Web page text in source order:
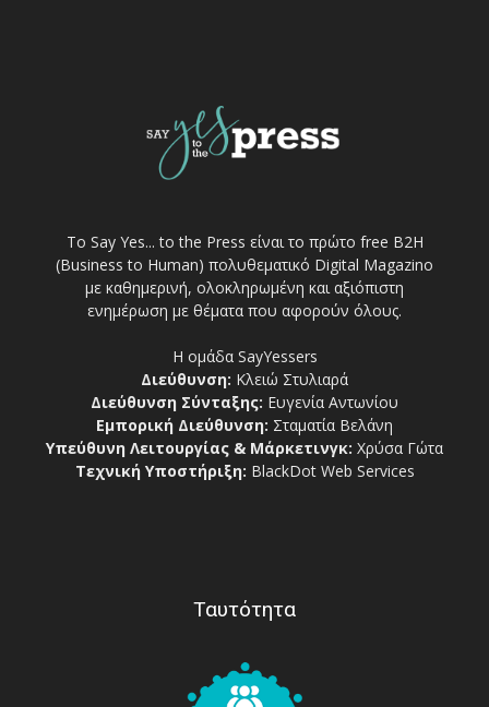
Το Say Yes... to the Press είναι το πρώτο free Β2Η
(Business to Human) πολυθεματικό Digital Magazino
με καθημερινή, ολοκληρωμένη και αξιόπιστη
ενημέρωση με θέματα που αφορούν όλους.
Η ομάδα SayYessers
Διεύθυνση: Κλειώ Στυλιαρά
Διεύθυνση Σύνταξης: Ευγενία Αντωνίου
Εμπορική Διεύθυνση: Σταματία Βελάνη
Υπεύθυνη Λειτουργίας & Μάρκετινγκ: Χρύσα Γώτα
Τεχνική Υποστήριξη: BlackDot Web Services
Ταυτότητα